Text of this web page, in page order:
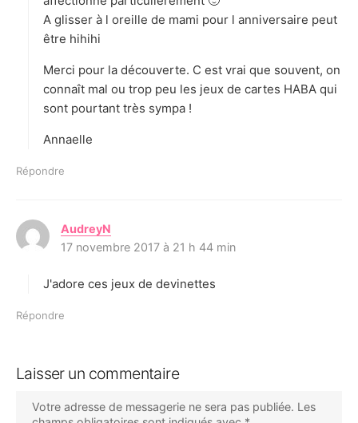
A glisser à l oreille de mami pour l anniversaire peut
être hihihi
Merci pour la découverte. C est vrai que souvent, on
connaît mal ou trop peu les jeux de cartes HABA qui
sont pourtant très sympa !
Annaelle
Répondre
AudreyN
i
:
17 novembre 2017 à 21 h 44 min
J'adore ces jeux de devinettes
Répondre
Laisser un commentaire
Votre adresse de messagerie ne sera pas publiée. Les